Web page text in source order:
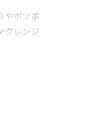
やポツポ
クレンジ